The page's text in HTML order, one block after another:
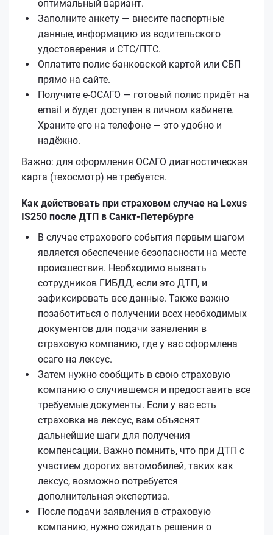
оптимальный вариант.
Заполните анкету — внесите паспортные
данные, информацию из водительского
удостоверения и СТС/ПТС.
Оплатите полис банковской картой или СБП
прямо на сайте.
Получите е‑ОСАГО — готовый полис придёт на
email и будет доступен в личном кабинете.
Храните его на телефоне — это удобно и
надёжно.
Важно: для оформления ОСАГО диагностическая
карта (техосмотр) не требуется.
Как действовать при страховом случае на Lexus
IS250 после ДТП в Санкт-Петербурге
В случае страхового события первым шагом
является обеспечение безопасности на месте
происшествия. Необходимо вызвать
сотрудников ГИБДД, если это ДТП, и
зафиксировать все данные. Также важно
позаботиться о получении всех необходимых
документов для подачи заявления в
страховую компанию, где у вас оформлена
осаго на лексус.
Затем нужно сообщить в свою страховую
компанию о случившемся и предоставить все
требуемые документы. Если у вас есть
страховка на лексус, вам объяснят
дальнейшие шаги для получения
компенсации. Важно помнить, что при ДТП с
участием дорогих автомобилей, таких как
лексус, возможно потребуется
дополнительная экспертиза.
После подачи заявления в страховую
компанию, нужно ожидать решения о